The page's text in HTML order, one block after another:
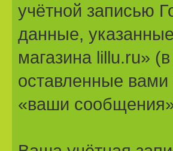
учётной записью
данные,
магазина lillu.ru»
оставленные
«ваши